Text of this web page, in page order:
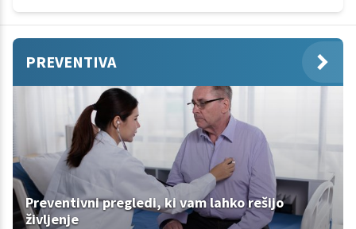
PREVENTIVA
Preventivni pregledi, ki vam lahko rešijo
življenje